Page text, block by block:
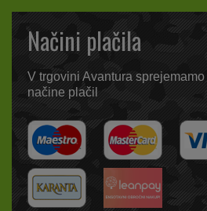
Načini plačila
V trgovini Avantura
načine plačil